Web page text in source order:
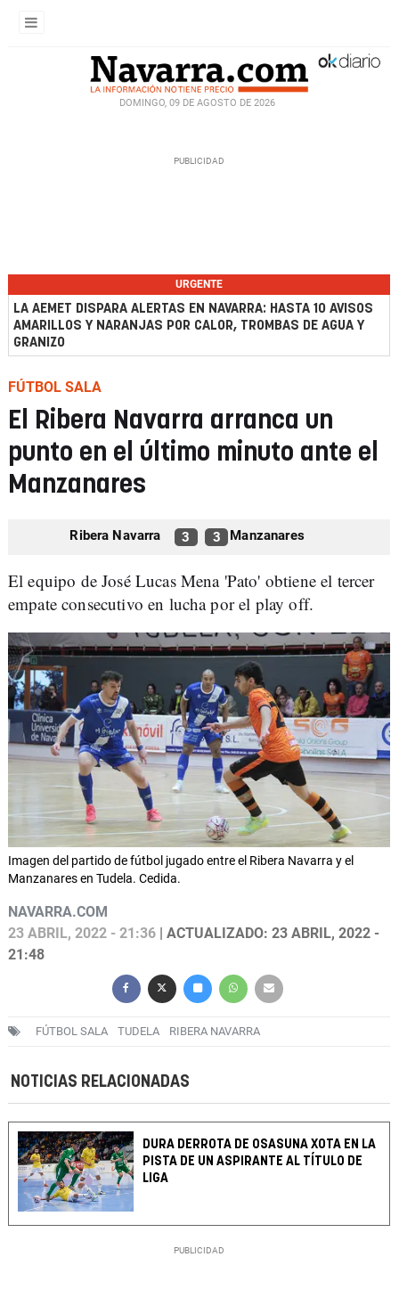
DOMINGO, 09 DE AGOSTO DE 2026
URGENTE
LA AEMET DISPARA ALERTAS EN NAVARRA: HASTA 10 AVISOS
AMARILLOS Y NARANJAS POR CALOR, TROMBAS DE AGUA Y
GRANIZO
FÚTBOL SALA
El Ribera Navarra arranca un
punto en el último minuto ante el
Manzanares
Ribera Navarra 3 3 Manzanares
El equipo de José Lucas Mena 'Pato' obtiene el tercer
empate consecutivo en lucha por el play off.
Imagen del partido de fútbol jugado entre el Ribera Navarra y el
Manzanares en Tudela. Cedida.
NAVARRA.COM
23 ABRIL, 2022 - 21:36 | ACTUALIZADO: 23 ABRIL, 2022 -
21:48
FÚTBOL SALA TUDELA RIBERA NAVARRA
NOTICIAS RELACIONADAS
DURA DERROTA DE OSASUNA XOTA EN LA
PISTA DE UN ASPIRANTE AL TÍTULO DE
LIGA